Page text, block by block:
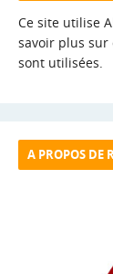
Ce site utilise
savoir plus sur
sont utilisées.
A PROPOS DE